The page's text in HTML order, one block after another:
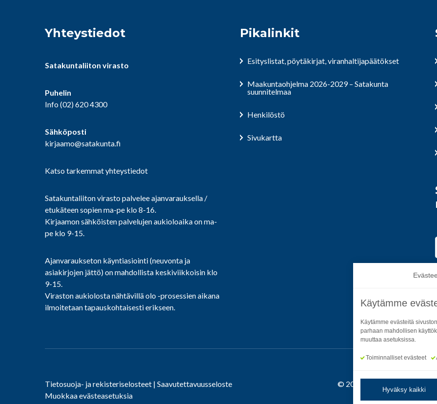
Käytämme
Käytämme evästeitä
parhaan mahdollisen
muuttaa asetuksissa.
Toiminnalliset evästeet
Hyväksy kaikki
Yhteystiedot
Satakuntaliiton virasto
Puhelin
Info(02) 620 4300
Sähköposti
kirjaamo@satakunta.fi
Katso tarkemmat yhteystiedot
Satakuntaliiton virasto palvelee ajanvarauksella /
etukäteen sopien ma-pe klo 8-16.
Kirjaamon sähköisten palvelujen aukioloaika on ma-
pe klo 9-15.
Ajanvaraukseton käyntiasiointi (neuvonta ja
asiakirjojen jättö) on mahdollista keskiviikkoisin klo
9-15.
Viraston aukiolosta nähtävillä olo -prosessien aikana
ilmoitetaan tapauskohtaisesti erikseen.
Pikalinkit
Esityslistat, pöytäkirjat, viranhaltijapäätökset
Maakuntaohjelma 2026-2029 – Satakunta
suunnitelmaa
Henkilöstö
Sivukartta
Tietosuoja- ja rekisteriselosteet | Saavutettavuusseloste
Muokkaa evästeasetuksia
© 2026 Satakuntaliitto. All